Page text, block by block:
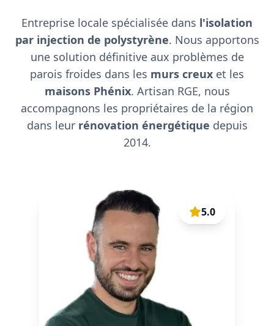
Entreprise locale spécialisée dans l'isolation
par injection de polystyrène. Nous apportons
une solution définitive aux problèmes de
parois froides dans les murs creux et les
maisons Phénix. Artisan RGE, nous
accompagnons les propriétaires de la région
dans leurrénovation énergétique depuis
2014.
5.0